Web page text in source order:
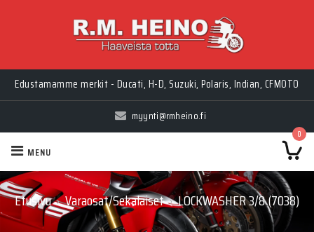
Edustamamme merkit - Ducati, H-D, Suzuki, Polaris, Indian, CFMOTO
myynti@rmheino.fi
0
MENU
Etusivu › Varaosat/Sekalaiset › LOCKWASHER 3/8 (7038)